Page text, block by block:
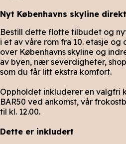
Nyt Københavns skyline
Bestill dette flotte tilbudet og
i et av våre rom fra 10. etasje
over Københavns skyline og
av byen, nær severdigheter,
som du får litt ekstra komfort.
Oppholdet inkluderer en valgfri
BAR50 ved ankomst, vår
til kl. 12.00.
Dette er inkludert